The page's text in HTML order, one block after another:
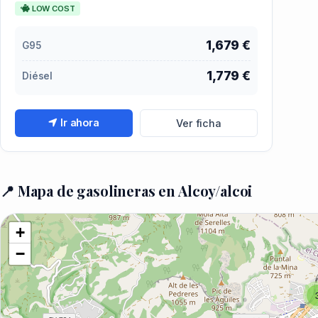
LOW COST
G95 1,679 €
Diésel 1,779 €
Ir ahora Ver ficha
📍 Mapa de gasolineras en Alcoy/alcoi
+
−